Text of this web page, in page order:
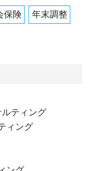
保険 年末調整
ティング
ィング